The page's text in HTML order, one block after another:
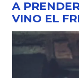
A
VINO EL